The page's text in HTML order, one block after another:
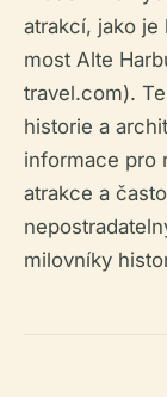
atrakcí, jako je
most Alte
travel.com).
historie a
informace pro
atrakce a
milovníky